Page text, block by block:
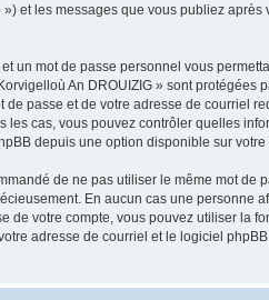
et les messages que vous publiez
un mot de passe personnel vous
An DROUIZIG » sont
passe et de votre adresse de courriel
cas, vous pouvez contrôler quelles
depuis une option disponible sur votre
de ne pas utiliser le même mot de
En aucun cas une personne
votre compte, vous pouvez utiliser la
adresse de courriel et le logiciel